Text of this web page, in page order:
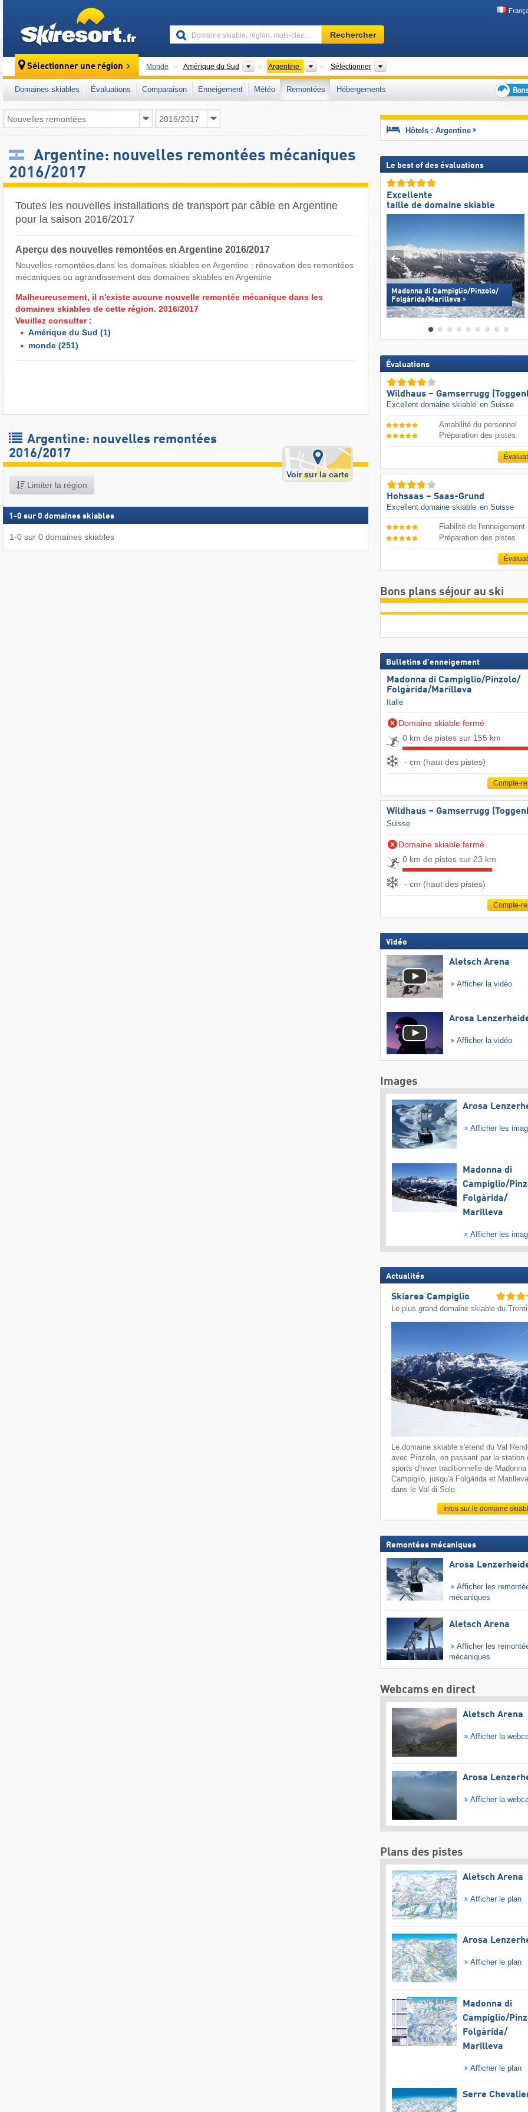
Domaine
skiable,
mots-
clés…
Rechercher
Sélectionner une région Monde Amérique du Sud Continents
Argentine PaysSélectionner
Domaines skiables Évaluations Comparaison Enneigement Météo Remontées
Hébergements
plans
Argentine: nouvelles remontées mécaniques
2016/2017
Toutes les nouvelles installations de transport par câble en Argentine
pour la saison 2016/2017
Aperçu des nouvelles remontées en Argentine 2016/2017
Nouvelles remontées dans les domaines skiables en Argentine : rénovation des remontées
mécaniques ou agrandissement des domaines skiables en Argentine
Malheureusement, il n'existe aucune nouvelle remontée mécanique dans les
domaines skiables de cette région. 2016/2017
Veuillez consulter :
Amérique du Sud (1)
monde (251)
Argentine: nouvelles remontées
2016/2017
Limiter la région
Voir sur la carte
1 -0 sur0 domaines skiables
1-0 sur 0 domaines skiables
Hôtels : Argentine
Le best of des évaluations
Excellente
taille de domaine skiable
Madonna di Campiglio/​Pinzolo/​
Folgàrida/​Marilleva
Évaluations
Wildhaus – Gamserrugg
Excellent domaine skiable en Suisse
Amabilité du personnel
Préparation des pistes
Hohsaas – Saas-Grund
Excellent domaine skiable en Suisse
Fiabilité de l'enneigement
Préparation des pistes
Bons plans séjour au ski
Bulletins d'enneigement
Madonna di Campiglio/​Pinzolo/​
Folgàrida/​Marilleva
Italie
Domaine skiable fermé
0 km de pistes sur 155 km
- cm (haut des pistes)
Compte-
Wildhaus – Gamserrugg
Suisse
Domaine skiable fermé
0 km de pistes sur 23 km
- cm (haut des pistes)
Compte-
Vidéo
Aletsch Arena
Afficher la vidéo
Arosa
Afficher la vidéo
Images
Arosa
Afficher les
Madonna di
Campiglio/​
Folgàrida/​
Marilleva
Afficher les
Actualités
Skiarea Campiglio
Le plus grand domaine skiable du
Le domaine skiable s'étend du Val
avec Pinzolo, en passant par la station
sports d'hiver traditionnelle de Madonna
Campiglio, jusqu'à Folgàrida et
dans le Val di Sole.
Infos sur le domaine
Remontées mécaniques
Arosa
Afficher les
mécaniques
Aletsch Arena
Afficher les
mécaniques
Webcams en direct
Aletsch Arena
Afficher la
Arosa
Afficher la
Plans des pistes
Aletsch Arena
Afficher le plan
Arosa
Afficher le plan
Madonna di
Campiglio/​
Folgàrida/​
Marilleva
Afficher le plan
Serre